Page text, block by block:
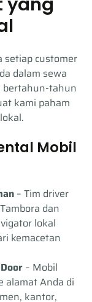
setiap customer
dalam sewa
bertahun-tahun
kami paham
Mobil
– Tim driver
dan
lokal
kemacetan
– Mobil
alamat Anda di
kantor,